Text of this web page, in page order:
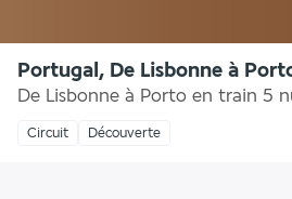
Portugal, De Lisbonne à
De Lisbonne à Porto en train 5
Circuit Découverte